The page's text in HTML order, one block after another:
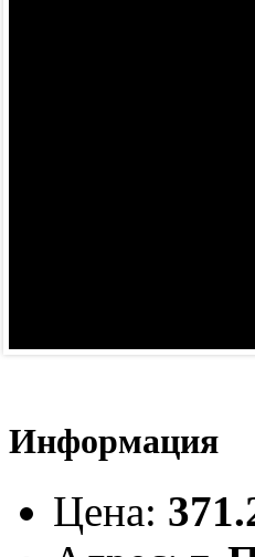
Информация
Цена: